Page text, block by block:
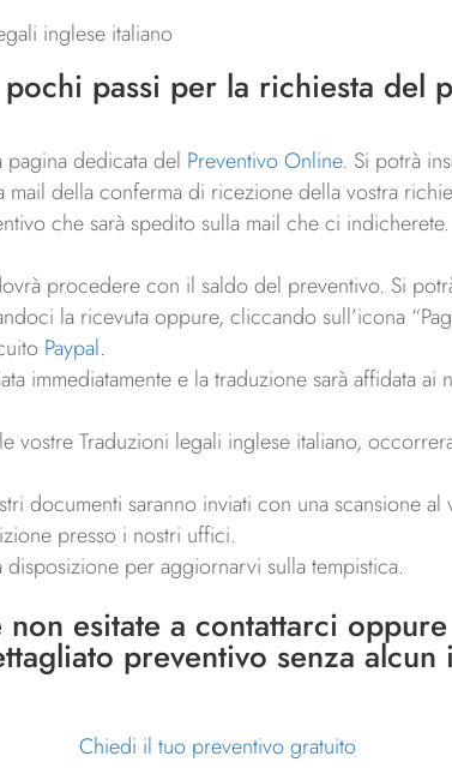
inglese italiano
passi per la richiesta del
pagina dedicata del Preventivo Online. Si potrà
mail della conferma di ricezione della vostra
che sarà spedito sulla mail che ci
procedere con il saldo del preventivo. Si
la ricevuta oppure, cliccando sull’icona
Paypal.
immediatamente e la traduzione sarà affidata
vostre Traduzioni legali inglese italiano,
documenti saranno inviati con una scansione
presso i nostri uffici.
per aggiornarvi sulla tempistica.
non esitate acontattarci
preventivo senza alcun
Chiedi il tuo preventivo gratuito